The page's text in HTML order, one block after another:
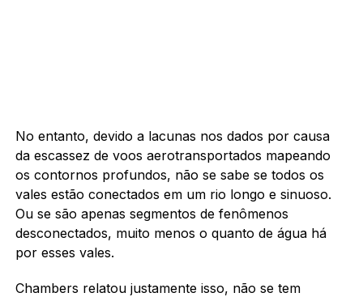
No entanto, devido a lacunas nos dados por causa
da escassez de voos aerotransportados mapeando
os contornos profundos, não se sabe se todos os
vales estão conectados em um rio longo e sinuoso.
Ou se são apenas segmentos de fenômenos
desconectados, muito menos o quanto de água há
por esses vales.
Chambers relatou justamente isso, não se tem